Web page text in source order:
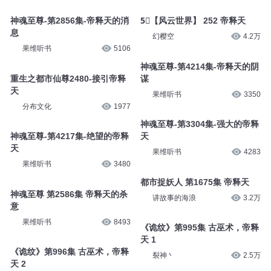
神魂至尊-第2856集-帝释天的消
息
果维听书 5106
重生之都市仙尊2480-接引帝释
天
分布文化 1977
神魂至尊-第4217集-绝望的帝释
天
果维听书 3480
神魂至尊 第2586集 帝释天的杀
意
果维听书 8493
《诡纹》第996集 古巫术，帝释
天 2
5⃣【风云世界】 252 帝释天
幻樱空 4.2万
神魂至尊-第4214集-帝释天的阴
谋
果维听书 3350
神魂至尊-第3304集-强大的帝释
天
果维听书 4283
都市捉妖人 第1675集 帝释天
讲故事的海浪 3.2万
《诡纹》第995集 古巫术，帝释
天 1
裂神丶 2.5万